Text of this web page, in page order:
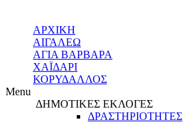
ΑΡΧΙΚΗ
ΑΙΓΑΛΕΩ
ΑΓΙΑ ΒΑΡΒΑΡΑ
ΧΑΪΔΑΡΙ
ΚΟΡΥΔΑΛΛΟΣ
Menu
ΔΗΜΟΤΙΚΕΣ ΕΚΛΟΓΕΣ
ΔΡΑΣΤΗΡΙΟΤΗΤΕΣ